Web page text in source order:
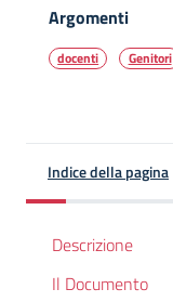
Argomenti
docenti Genitori
Indice della pagina
Descrizione
Il Documento